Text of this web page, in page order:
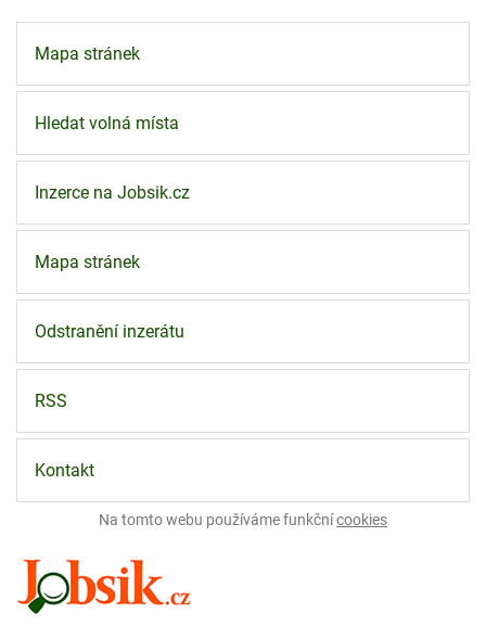
Mapa stránek
Hledat volná místa
Inzerce na Jobsik.cz
Mapa stránek
Odstranění inzerátu
RSS
Kontakt
Na tomto webu používáme funkčnícookies